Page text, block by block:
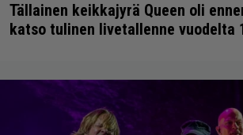
Tällainen keikkajyrä Queen oli
katso tulinen livetallenne vuodelta